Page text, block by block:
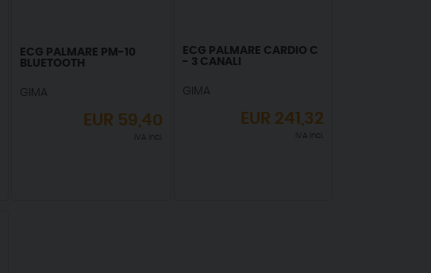
ECG PALMARE PM-10
BLUETOOTH
GIMA
EUR 59,40
IVA incl.
ECG PALMARE CARDIO C
- 3 CANALI
GIMA
EUR 241,32
IVA incl.